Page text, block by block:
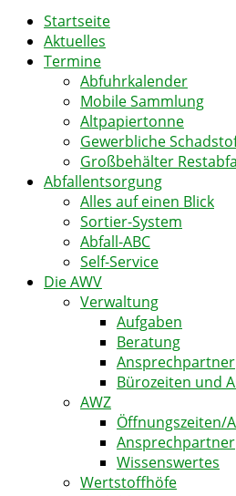
Startseite
Aktuelles
Termine
Abfuhrkalender
Mobile Sammlung
Altpapiertonne
Gewerbliche
Großbehälter
Abfallentsorgung
Alles auf einen Blick
Sortier-System
Abfall-ABC
Self-Service
Die AWV
Verwaltung
Aufgaben
Beratung
Ansprechpartner
Bürozeiten und
AWZ
Öffnungszeiten/
Ansprechpartner
Wissenswertes
Wertstoffhöfe